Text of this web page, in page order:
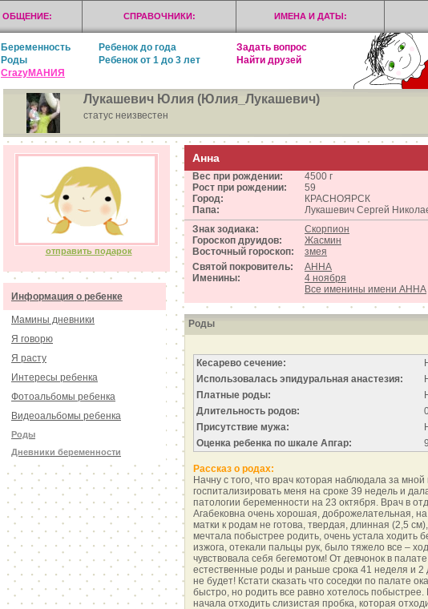
ОБЩЕНИЕ: СПРАВОЧНИКИ: ИМЕНА И ДАТЫ:
Беременность Ребенок до года
Задать вопрос
Роды
Ребенок от 1 до 3 лет
Найти друзей
CrazyМАНИЯ
Лукашевич Юлия (Юлия_Лукашевич)
статус неизвестен
отправить подарок
Информация о ребенке
Мамины дневники
Я говорю
Я расту
Интересы ребенка
Фотоальбомы ребенка
Видеоальбомы ребенка
Роды
Дневники беременности
Анна
Вес при рождении:
4500 г
Рост при рождении:
59
Город:
КРАСНОЯРСК
Папа:
Лукашевич Cергей
Знак зодиака:
Скорпион
Гороскоп друидов:
Жасмин
Восточный гороскоп:
змея
Святой покровитель:
АННА
Именины:
4 ноября
Все именины имени АННА
Роды
Кесарево сечение:
Использовалась эпидуральная анастезия:
Платные роды:
Длительность родов:
Присутствие мужа:
Оценка ребенка по шкале Апгар:
Рассказ о родах:
Начну с того, что врач которая наблюдала за
госпитализировать меня на сроке 39 недель и
патологии беременности на 23 октября. Врач в
Агабековна очень хорошая, доброжелательная,
матки к родам не готова, твердая, длинная (2,5
мечтала побыстрее родить, очень устала ходить
изжога, отекали пальцы рук, было тяжело все –
чувствовала себя бегемотом! От девчонок в
естественные роды и раньше срока 41 неделя и 2
не будет! Кстати сказать что соседки по палате
быстро, но родить все равно хотелось
начала отходить слизистая пробка, которая